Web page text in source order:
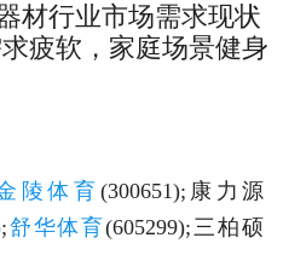
材行业市场需求现状
疲软，家庭场景健身
陵体育 (300651);康力源
舒华体育(605299);三柏硕